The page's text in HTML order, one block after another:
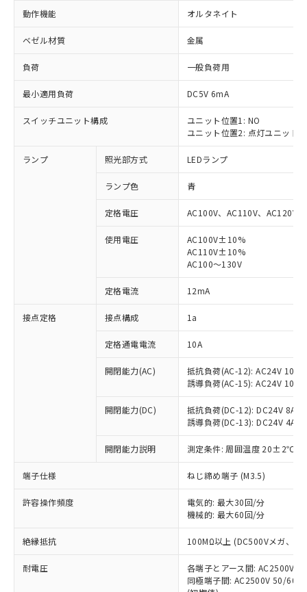
動作機能 オルタネイト
ベゼル材質 金属
負荷 一般負荷用
最小適用負荷 DC5V 6mA
スイッチユニット構成
ユニット位置1: NO
ユニット位置2: 点灯ユニット
ランプ 照光部方式 LEDランプ
ランプ色 青
定格電圧 AC100V、AC110V、AC120V
使用電圧
AC100V±10%
AC110V±10%
AC100～130V
定格電流 12mA
接点定格 接点構成 1a
定格通電電流 10A
開閉能力(AC)
抵抗負荷(AC-12): AC24V 10A/
誘導負荷(AC-15): AC24V
開閉能力(DC)
抵抗負荷(DC-12): DC24V 8A/
誘導負荷(DC-13): DC24V 4A/
開閉能力説明 測定条件: 周囲温度 20±2℃、
端子仕様 ねじ締め端子 (M3.5)
許容操作頻度
電気的: 最大30回/分
機械的: 最大60回/分
絶縁抵抗 100MΩ以上 (DC500Vメガ、点
耐電圧
各端子とアース間: AC2500V
同極端子間: AC2500V 50/
ご利用条件
以下の条件をお読みいただき、同意のうえ
本サービスは、当社制御機器事業取扱
商品の当社在庫状況および標準価格
(税抜)を提供させていただくもので
当社制御機器事業取扱商品の中には、
ことをご了承ください。
在庫状況および標準価格照会結果は、
記載している更新日時点での社内デー
タに基づき作成されるものであり、閲
覧された時点での実際の在庫および標
準価格とは異なる場合があることをご
対応済み：EU RoHS指令（10物質）の
非含有に対応した製品が提供可能な商品で
す。
対応予定：EU RoHS指令（10物質）の非含
有に対応した製品に切り替える予定のある
対応予定なし：EU RoHS指令（10物質）の
非含有に非対応の商品で、対応品を出す予
調査・確認中：EU RoHS指令（10物質）の
非含有の対応状況を調査中または確認中の
非該当品：ライセンス料など無形物で、有
害物質有無と関係のない商品です。
仕入先様の事情により、非含有部品として
いたものが、含有品と判明した場合などや
むを得ず変更することがあります。
*EU RoHS指令（10物質）：
鉛(Pb) 1000ppm以下、 水銀(Hg) 1000ppm以下、 カド
六価クロム(Cr(Ⅵ)) 1000ppm以下、ポリ臭化ビフェニル
類(PBB) 1000ppm以下、ポリ臭化ジフェニルエーテル類
「○」：最大均質材料含有率が中国RoHSの
基準値以下であることを示します。
「×」：最大均質材料含有率が中国RoHSの
基準値を超えていることを示します。
「－」：未確認です。当社販売部門へお問
*中国RoHS10物質の基準値 (GB/T26572)：
Pb(鉛) :1000ppm、 Hg(水銀) : 1000ppm、 Cd(カドミウ
Cr(Ⅵ)(六価クロム) : 1000ppm、 PBBs(ポリ臭化ビフェ
当社は、これら貴社製品のうち、外国
為替および外国貿易法に定める商品
または国外への提供する場合は、日本
国政府の輸出許可(または役務取引許
可)を取得するなどの必要な手続きを